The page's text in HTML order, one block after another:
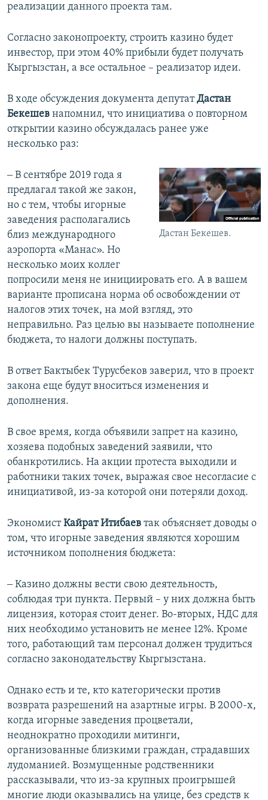
реализации данного проекта там.
Согласно законопроекту, строить казино будет
инвестор, при этом 40% прибыли будет получать
Кыргызстан, а все остальное – реализатор идеи.
В ходе обсуждения документа депутатДастан
Бекешев напомнил, что инициатива о повторном
открытии казино обсуждалась ранее уже
несколько раз:
Дастан Бекешев.
‒ В сентябре 2019 года я
предлагал такой же закон,
но с тем, чтобы игорные
заведения располагались
близ международного
аэропорта «Манас». Но
несколько моих коллег
попросили меня не инициировать его. А в вашем
варианте прописана норма об освобождении от
налогов этих точек, на мой взгляд, это
неправильно. Раз целью вы называете пополнение
бюджета, то налоги должны поступать.
В ответ Бактыбек Турусбеков заверил, что в проект
закона еще будут вноситься изменения и
дополнения.
В свое время, когда объявили запрет на казино,
хозяева подобных заведений заявили, что
обанкротились. На акции протеста выходили и
работники таких точек, выражая свое несогласие с
инициативой, из-за которой они потеряли доход.
ЭкономистКайрат Итибаев так объясняет доводы о
том, что игорные заведения являются хорошим
источником пополнения бюджета:
‒ Казино должны вести свою деятельность,
соблюдая три пункта. Первый – у них должна быть
лицензия, которая стоит денег. Во-вторых, НДС для
них необходимо установить не менее 12%. Кроме
того, работающий там персонал должен трудиться
согласно законодательству Кыргызстана.
Однако есть и те, кто категорически против
возврата разрешений на азартные игры. В 2000-х,
когда игорные заведения процветали,
неоднократно проходили митинги,
организованные близкими граждан, страдавших
лудоманией. Возмущенные родственники
рассказывали, что из-за крупных проигрышей
многие люди оказывались на улице, без средств к